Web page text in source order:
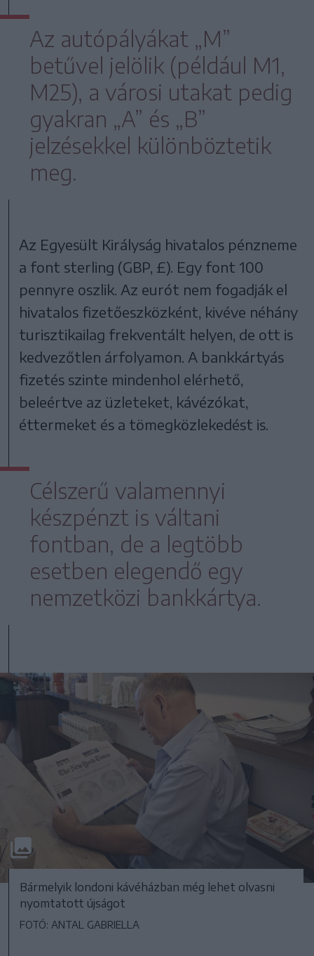
Az autópályákat „M”
betűvel jelölik (például M1,
M25), a városi utakat pedig
gyakran „A” és „B”
jelzésekkel különböztetik
meg.
Az Egyesült Királyság hivatalos pénzneme
a font sterling (GBP, £). Egy font 100
pennyre oszlik. Az eurót nem fogadják el
hivatalos fizetőeszközként, kivéve néhány
turisztikailag frekventált helyen, de ott is
kedvezőtlen árfolyamon. A bankkártyás
fizetés szinte mindenhol elérhető,
beleértve az üzleteket, kávézókat,
éttermeket és a tömegközlekedést is.
Célszerű valamennyi
készpénzt is váltani
fontban, de a legtöbb
esetben elegendő egy
nemzetközi bankkártya.
Bármelyik londoni kávéházban még lehet olvasni
nyomtatott újságot
FOTÓ: ANTAL GABRIELLA